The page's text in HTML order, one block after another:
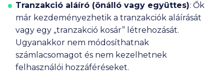
Tranzakció aláíró (önálló vagy együttes): Ők
már kezdeményezhetik a tranzakciók aláírását
vagy egy „tranzakció kosár” létrehozását.
Ugyanakkor nem módosíthatnak
számlacsomagot és nem kezelhetnek
felhasználói hozzáféréseket.